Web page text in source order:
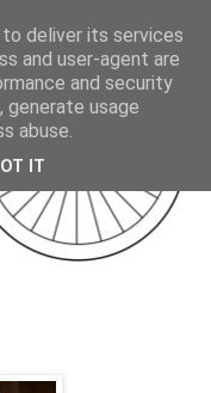
deliver its services
and user-agent are
and security
usage
abuse.
IT